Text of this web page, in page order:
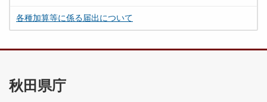
各種加算等に係る届出について
秋田県庁